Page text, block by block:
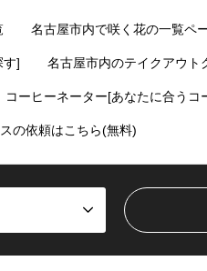
名古屋市内で咲く花の一覧ペ
す] 名古屋市内のテイクアウト
コーヒーネーター[あなたに合うコ
の依頼はこちら(無料)